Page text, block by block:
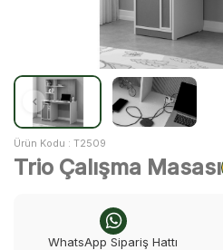
Ürün Kodu : T2509
Trio Çalışma Masası
WhatsApp Sipariş Hattı